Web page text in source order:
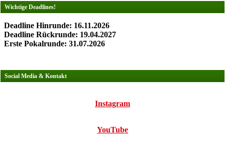
Wichtige Deadlines!
Deadline Hinrunde: 16.11.2026
Deadline Rückrunde: 19.04.2027
Erste Pokalrunde: 31.07.2026
Social Media & Kontakt
Instagram
YouTube